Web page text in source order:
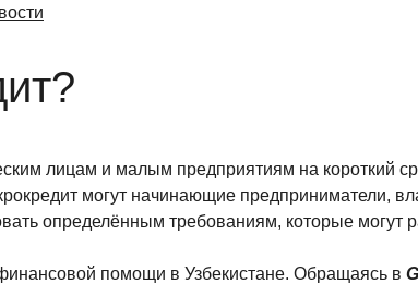
лицам и малым предприятиям на короткий
могут начинающие предприниматели,
определённым требованиям, которые могут
помощи в Узбекистане. Обращаясь в